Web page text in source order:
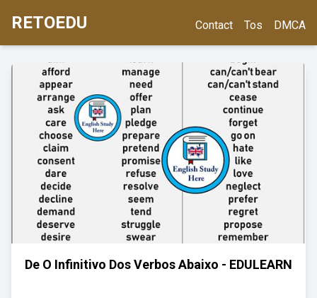
RETOEDU Contact Tos DMCA
De O Infinitivo Dos Verbos Abaixo - EDULEARN